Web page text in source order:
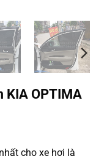
KIA OPTIMA
cho xe hơi là